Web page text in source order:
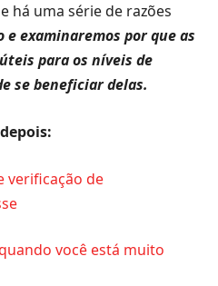
há uma série de razões
e examinaremos por que as
para os níveis de
se beneficiar delas.
verificação de
você está muito